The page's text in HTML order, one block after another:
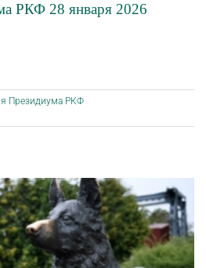
РКФ 28 января 2026
Президиума РКФ